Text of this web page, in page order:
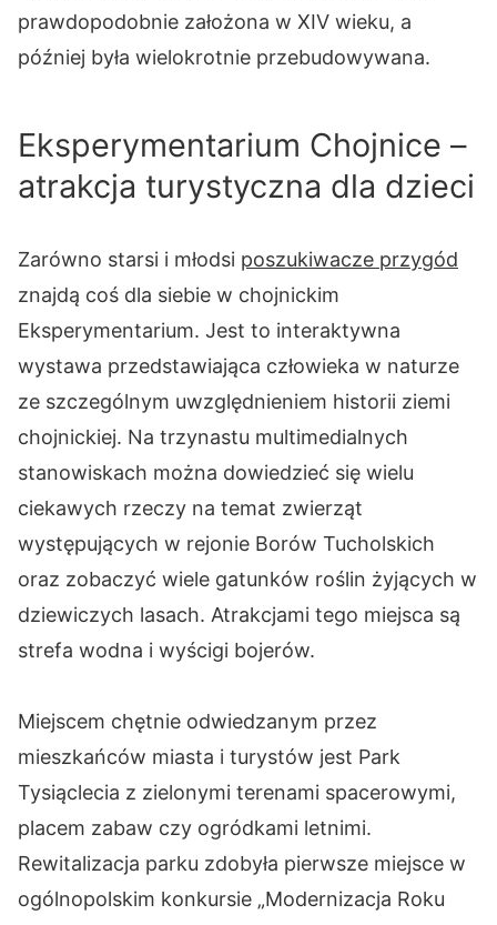
prawdopodobnie założona w XIV wieku, a
później była wielokrotnie przebudowywana.
Eksperymentarium Chojnice –
atrakcja turystyczna dla dzieci
Zarówno starsi i młodsi poszukiwacze przygód
znajdą coś dla siebie w chojnickim
Eksperymentarium. Jest to interaktywna
wystawa przedstawiająca człowieka w naturze
ze szczególnym uwzględnieniem historii ziemi
chojnickiej. Na trzynastu multimedialnych
stanowiskach można dowiedzieć się wielu
ciekawych rzeczy na temat zwierząt
występujących w rejonie Borów Tucholskich
oraz zobaczyć wiele gatunków roślin żyjących w
dziewiczych lasach. Atrakcjami tego miejsca są
strefa wodna i wyścigi bojerów.
Miejscem chętnie odwiedzanym przez
mieszkańców miasta i turystów jest Park
Tysiąclecia z zielonymi terenami spacerowymi,
placem zabaw czy ogródkami letnimi.
Rewitalizacja parku zdobyła pierwsze miejsce w
ogólnopolskim konkursie „Modernizacja Roku